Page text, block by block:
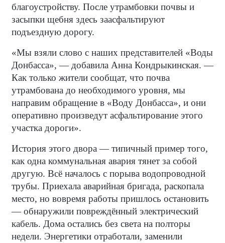
благоустройству. После утрамбовки почвы и
засыпки щебня здесь заасфальтируют
подъездную дорогу.
«Мы взяли слово с наших представителей «Воды
Донбасса», — добавила Анна Кондрыкинская. —
Как только жители сообщат, что почва
утрамбована до необходимого уровня, мы
направим обращение в «Воду Донбасса», и они
оперативно произведут асфальтирование этого
участка дороги».
История этого двора — типичный пример того,
как одна коммунальная авария тянет за собой
другую. Всё началось с порыва водопроводной
трубы. Приехала аварийная бригада, раскопала
место, но вовремя работы пришлось остановить
— обнаружили повреждённый электрический
кабель. Дома остались без света на полторы
недели. Энергетики отработали, заменили